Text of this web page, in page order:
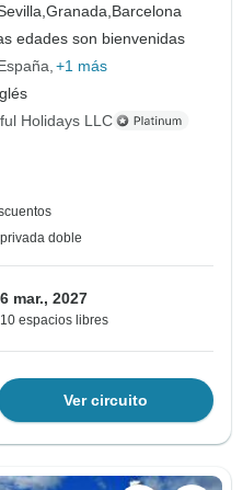
Granada, Barcelona
edades son bienvenidas
+1 más
Holidays LLC
doble
6 mar., 2027
10 espacios libres
Ver circuito